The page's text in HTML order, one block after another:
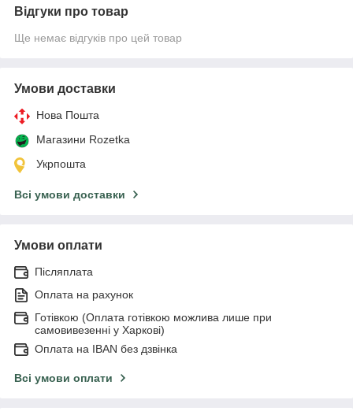
Відгуки про товар
Ще немає відгуків про цей товар
Умови доставки
Нова Пошта
Магазини Rozetka
Укрпошта
Всі умови доставки
Умови оплати
Післяплата
Оплата на рахунок
Готівкою (Оплата готівкою можлива лише при
самовивезенні у Харкові)
Оплата на IBAN без дзвінка
Всі умови оплати